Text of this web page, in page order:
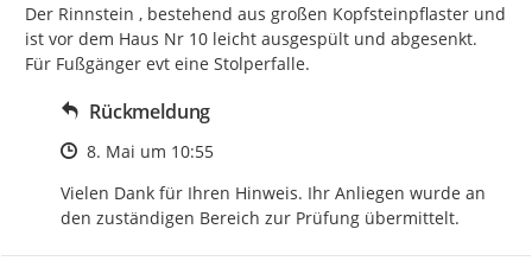
Der Rinnstein , bestehend aus großen Kopfsteinpflaster und
ist vor dem Haus Nr 10 leicht ausgespült und abgesenkt.
Für Fußgänger evt eine Stolperfalle.
Rückmeldung
Zeitpunkt des Erstellens
8. Mai um 10:55
Vielen Dank für Ihren Hinweis. Ihr Anliegen wurde an
den zuständigen Bereich zur Prüfung übermittelt.